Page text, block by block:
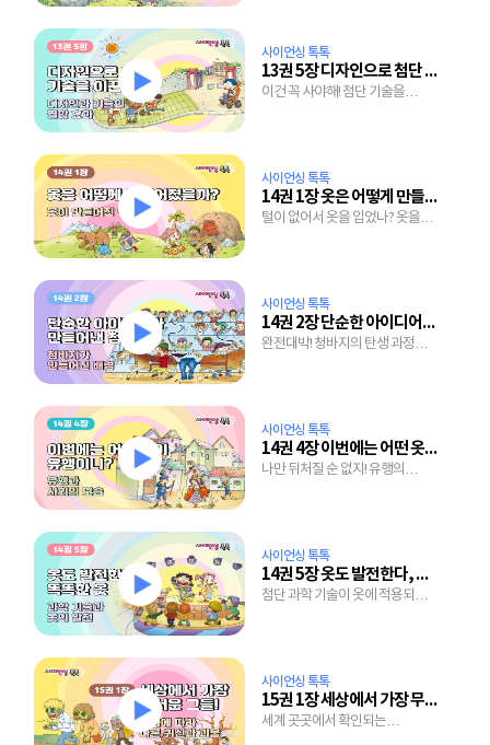
사이언싱 톡톡
13권 5장 디자인으로 첨단 기술을 이끈다
이건 꼭 사야해! 첨단 기술을
사이언싱 톡톡
14권 1장 옷은 어떻게 만들어졌을까?
털이 없어서 옷을 입었나? 옷을
사이언싱 톡톡
14권 2장 단순한 아이디어가 만들어낸 청바지
완전대박! 청바지의 탄생 과정과
사이언싱 톡톡
14권 4장 이번에는 어떤 옷이 유행이니?
나만 뒤처질 순 없지! 유행의
사이언싱 톡톡
14권 5장 옷도 발전한다, 똑똑한 옷
첨단 과학 기술이 옷에 적용되면
사이언싱 톡톡
15권 1장 세상에서 가장 무서운 그들!
세계 곳곳에서 확인되는